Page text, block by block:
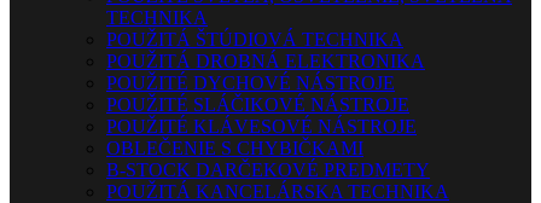
TECHNIKA
POUŽITÁ ŠTÚDIOVÁ TECHNIKA
POUŽITÁ DROBNÁ ELEKTRONIKA
POUŽITÉ DYCHOVÉ NÁSTROJE
POUŽITÉ SLÁČIKOVÉ NÁSTROJE
POUŽITÉ KLÁVESOVÉ NÁSTROJE
OBLEČENIE S CHYBIČKAMI
B-STOCK DARČEKOVÉ PREDMETY
POUŽITÁ KANCELÁRSKA TECHNIKA